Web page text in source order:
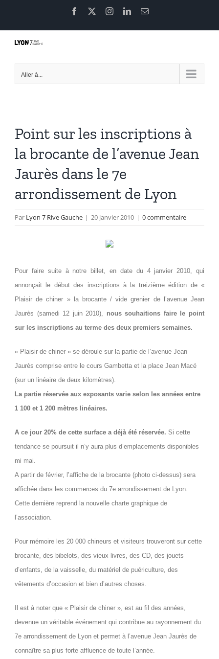
contenu
Facebook InstagramLinkedInEmail
Aller à...
Point sur les inscriptions à
la brocante de l’avenue Jean
Jaurès dans le 7e
arrondissement de Lyon
Par Lyon 7 Rive Gauche | 20 janvier 2010 | 0 commentaire
Pour faire suite à notre billet, en date du 4 janvier 2010, qui
annonçait le début des inscriptions à la treizième édition de «
Plaisir de chiner » la brocante / vide grenier de l’avenue Jean
Jaurès (samedi 12 juin 2010), nous souhaitions faire le point
sur les inscriptions au terme des deux premiers semaines.
« Plaisir de chiner » se déroule sur la partie de l’avenue Jean
Jaurès comprise entre le cours Gambetta et la place Jean Macé
(sur un linéaire de deux kilomètres).
La partie réservée aux exposants varie selon les années entre
1 100 et 1 200 mètres linéaires.
A ce jour 20% de cette surface a déjà été réservée. Si cette
tendance se poursuit il n’y aura plus d’emplacements disponibles
mi mai.
A partir de février, l’affiche de la brocante (photo ci-dessus) sera
affichée dans les commerces du 7e arrondissement de Lyon.
Cette dernière reprend la nouvelle charte graphique de
l’association.
Pour mémoire les 20 000 chineurs et visiteurs trouveront sur cette
brocante, des bibelots, des vieux livres, des CD, des jouets
d’enfants, de la vaisselle, du matériel de puériculture, des
vêtements d’occasion et bien d’autres choses.
Il est à noter que « Plaisir de chiner », est au fil des années,
devenue un véritable événement qui contribue au rayonnement du
7e arrondissement de Lyon et permet à l’avenue Jean Jaurès de
connaître sa plus forte affluence de toute l’année.